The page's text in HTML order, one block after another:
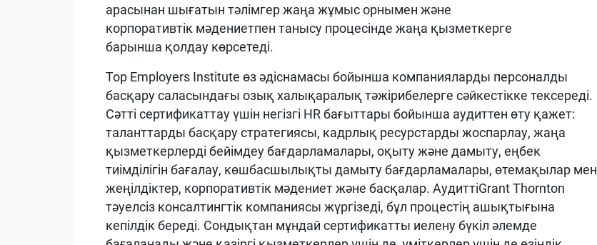
арасынан шығатын тәлімгержаңа жұмысорнымен және
корпоративтік мәдениетпен танысу процесінде жаңа қызметкерге
барынша қолдау көрсетеді.
Top Employers Institute өзәдіснамасы бойынша компанияларды персоналды
басқарусаласындағы озық халықаралық тәжірибелерге сәйкестікке тексереді.
Сәтті сертификаттауүшін негізгі HRбағыттары бойынша аудиттен өту қажет:
таланттарды басқарустратегиясы, кадрлық ресурстарды жоспарлау, жаңа
қызметкерлерді бейімдеубағдарламалары, оқытужәне дамыту, еңбек
тиімділігін бағалау, көшбасшылықты дамытубағдарламалары, өтемақылар мен
жеңілдіктер, корпоративтік мәдениетжәне басқалар. АудиттіGrantThornton
тәуелсіз консалтингтік компаниясы жүргізеді, бұл процестің ашықтығына
кепілдік береді. Сондықтан мұндай сертификатты иеленубүкіл әлемде